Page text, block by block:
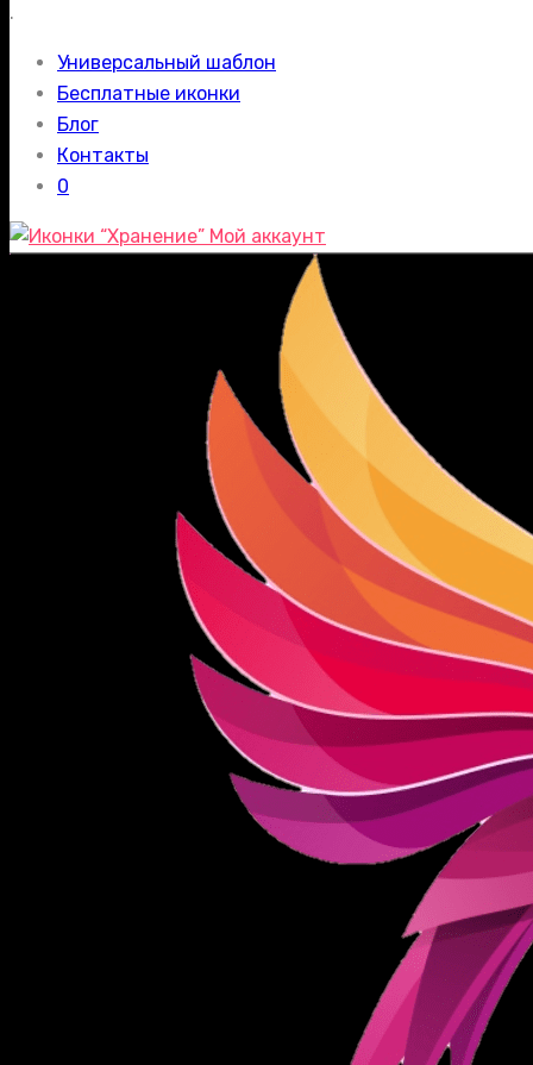
.
Универсальный шаблон
Бесплатные иконки
Блог
Контакты
0
Мой аккаунт